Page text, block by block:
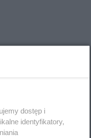
dostęp i
identyfikatory,